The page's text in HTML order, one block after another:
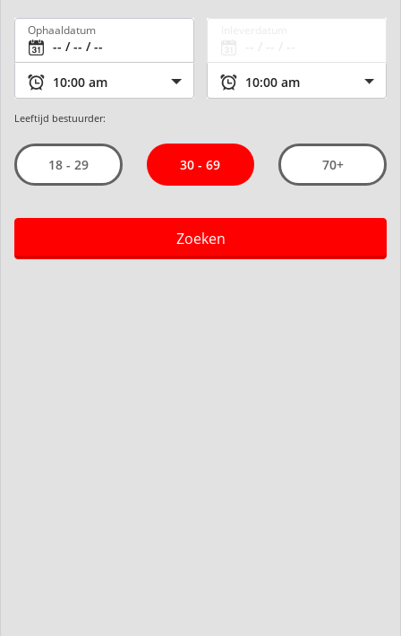
Ophaaldatum
Leeftijd bestuurder:
18 - 29 30 - 69 70+
Zoeken